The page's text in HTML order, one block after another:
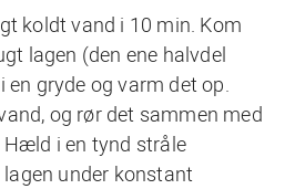
koldt vand i 10 min. Kom
lagen (den ene halvdel
en gryde og varm det op.
og rør det sammen med
i en tynd stråle
under konstant